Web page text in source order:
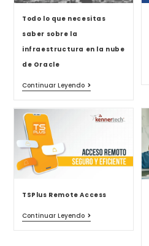
Todo lo que necesitas
saber sobre la
infraestructura en la nube
de Oracle
Continuar Leyendo
TSPlus Remote Access
Continuar Leyendo